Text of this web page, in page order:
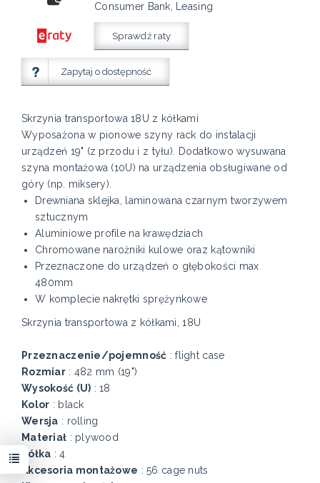
Consumer Bank, Leasing
Sprawdź raty
Zapytaj o dostępność
Skrzynia transportowa 18U z kółkami
Wyposażona w pionowe szyny rack do instalacji
urządzeń 19" (z przodu i z tyłu). Dodatkowo wysuwana
szyna montażowa (10U) na urządzenia obsługiwane od
góry (np. miksery).
Drewniana sklejka, laminowana czarnym tworzywem
sztucznym
Aluminiowe profile na krawędziach
Chromowane narożniki kulowe oraz kątowniki
Przeznaczone do urządzeń o głębokości max
480mm
W komplecie nakrętki sprężynkowe
Skrzynia transportowa z kółkami, 18U
Przeznaczenie/pojemność : flight case
Rozmiar: 482 mm (19")
Wysokość (U) : 18
Kolor : black
Wersja : rolling
Materiał : plywood
Kółka : 4
Akcesoria montażowe : 56 cage nuts